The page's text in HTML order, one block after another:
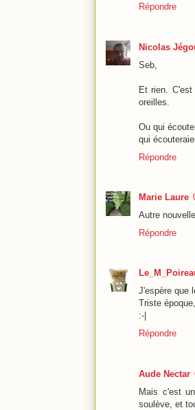
Répondre
Nicolas
Seb,
Et rien.
oreilles.
Ou qui
qui
Répondre
Marie Laure
Autre
Répondre
J'espère que
Triste
:-|
Répondre
Aude Nectar
Mais c'est
soulève, et